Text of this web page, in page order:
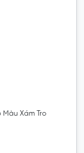
Màu Xám Tro